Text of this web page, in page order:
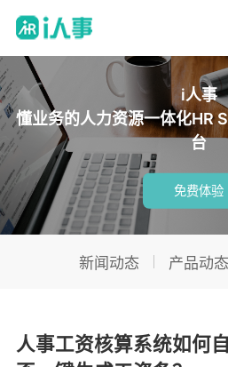
i人事
懂业务的人力资源一体化HR
台
免费体验
新闻动态 产品动态
人事工资核算系统如何